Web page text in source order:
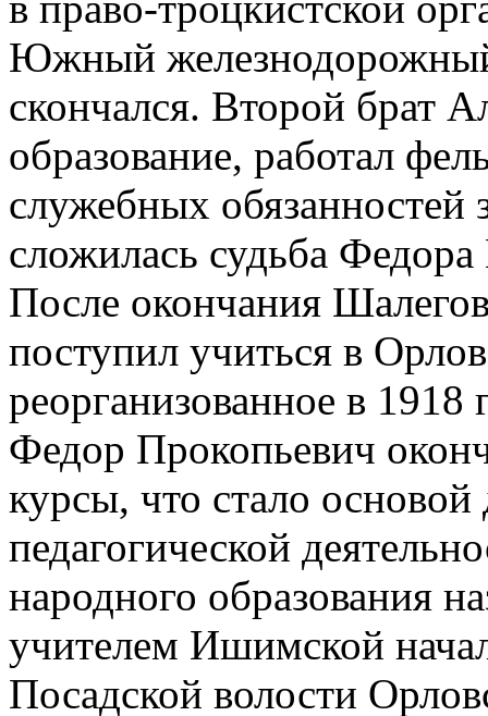
Южный
скончался. Второй брат
образование, работал
служебных
сложилась судьба
После окончания
поступил учиться в
реорганизованное в
Федор Прокопьевич
курсы, что стало
педагогической
народного образования
учителем Ишимской
Посадской волости